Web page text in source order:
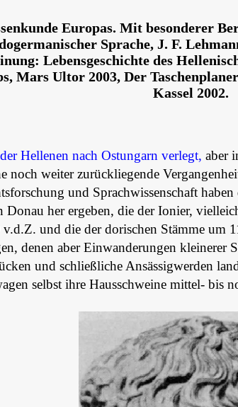
Europas. Mit besonderer
Sprache, J. F.
Lebensgeschichte des
Mars Ultor 2003, Der
Kassel 2002.
Hellenen nach Ostungarn verlegt, aber
noch weiter zurückliegende
und Sprachwissenschaft
Donau her ergeben, die der Ionier,
und die der dorischen Stämme um
denen aber Einwanderungen kleinerer
und schließliche Ansässigwerden
selbst ihre Hausschweine mittel- bis